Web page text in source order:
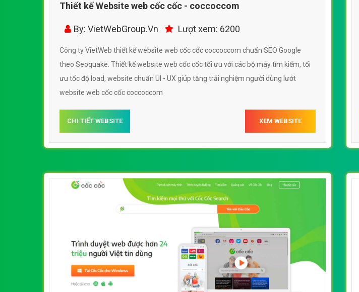
Thiết kế Website web cốc cốc - coccoccom
By: VietWebGroup.Vn Lượt xem: 6200
Công ty VietWeb thiết kế website web cốc cốc coccoccom chuẩn SEO Google
theo Seoquake. Thiết kế website web cốc cốc tối ưu với các bộ máy tìm kiếm, tối
ưu tốc độ load, website chuẩn UI - UX giúp tăng trải nghiệm người dùng lướt
website web cốc cốc coccoccom
CHI TIẾT WEBSITE XEM WEBSITE